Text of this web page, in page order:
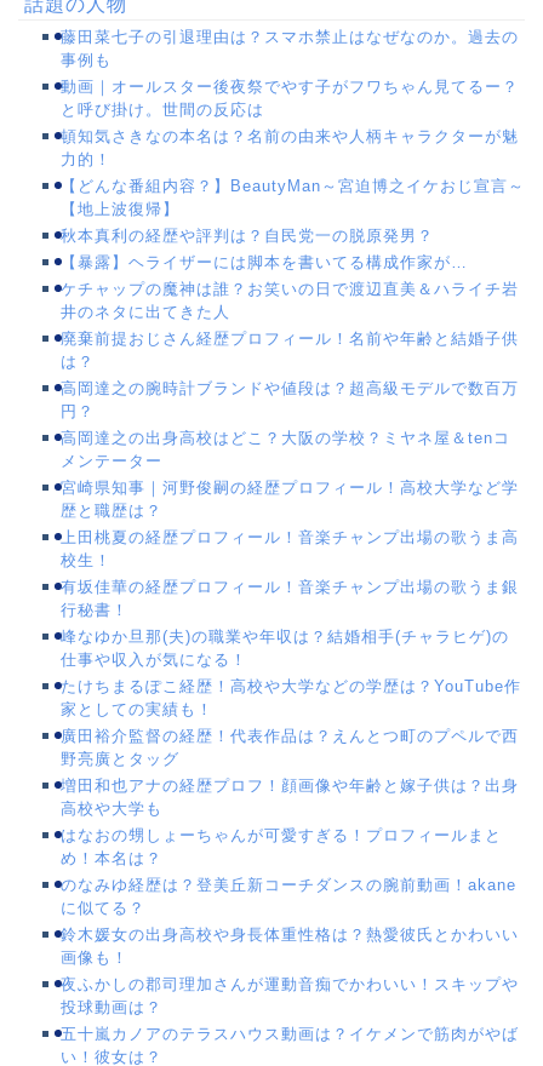
藤田菜七子の引退理由は？スマホ禁止はなぜなのか。過去の
事例も
動画｜オールスター後夜祭でやす子がフワちゃん見てるー？
と呼び掛け。世間の反応は
頓知気さきなの本名は？名前の由来や人柄キャラクターが魅
力的！
【どんな番組内容？】BeautyMan～宮迫博之イケおじ宣言～
【地上波復帰】
秋本真利の経歴や評判は？自民党一の脱原発男？
【暴露】ヘライザーには脚本を書いてる構成作家が…
ケチャップの魔神は誰？お笑いの日で渡辺直美＆ハライチ岩
井のネタに出てきた人
廃棄前提おじさん経歴プロフィール！名前や年齢と結婚子供
は？
高岡達之の腕時計ブランドや値段は？超高級モデルで数百万
円？
高岡達之の出身高校はどこ？大阪の学校？ミヤネ屋＆tenコ
メンテーター
宮崎県知事｜河野俊嗣の経歴プロフィール！高校大学など学
歴と職歴は？
上田桃夏の経歴プロフィール！音楽チャンプ出場の歌うま高
校生！
有坂佳華の経歴プロフィール！音楽チャンプ出場の歌うま銀
行秘書！
峰なゆか旦那(夫)の職業や年収は？結婚相手(チャラヒゲ)の
仕事や収入が気になる！
たけちまるぽこ経歴！高校や大学などの学歴は？YouTube作
家としての実績も！
廣田裕介監督の経歴！代表作品は？えんとつ町のプペルで西
野亮廣とタッグ
増田和也アナの経歴プロフ！顔画像や年齢と嫁子供は？出身
高校や大学も
はなおの甥しょーちゃんが可愛すぎる！プロフィールまと
め！本名は？
のなみゆ経歴は？登美丘新コーチダンスの腕前動画！akane
に似てる？
鈴木媛女の出身高校や身長体重性格は？熱愛彼氏とかわいい
画像も！
夜ふかしの郡司理加さんが運動音痴でかわいい！スキップや
投球動画は？
五十嵐カノアのテラスハウス動画は？イケメンで筋肉がやば
い！彼女は？